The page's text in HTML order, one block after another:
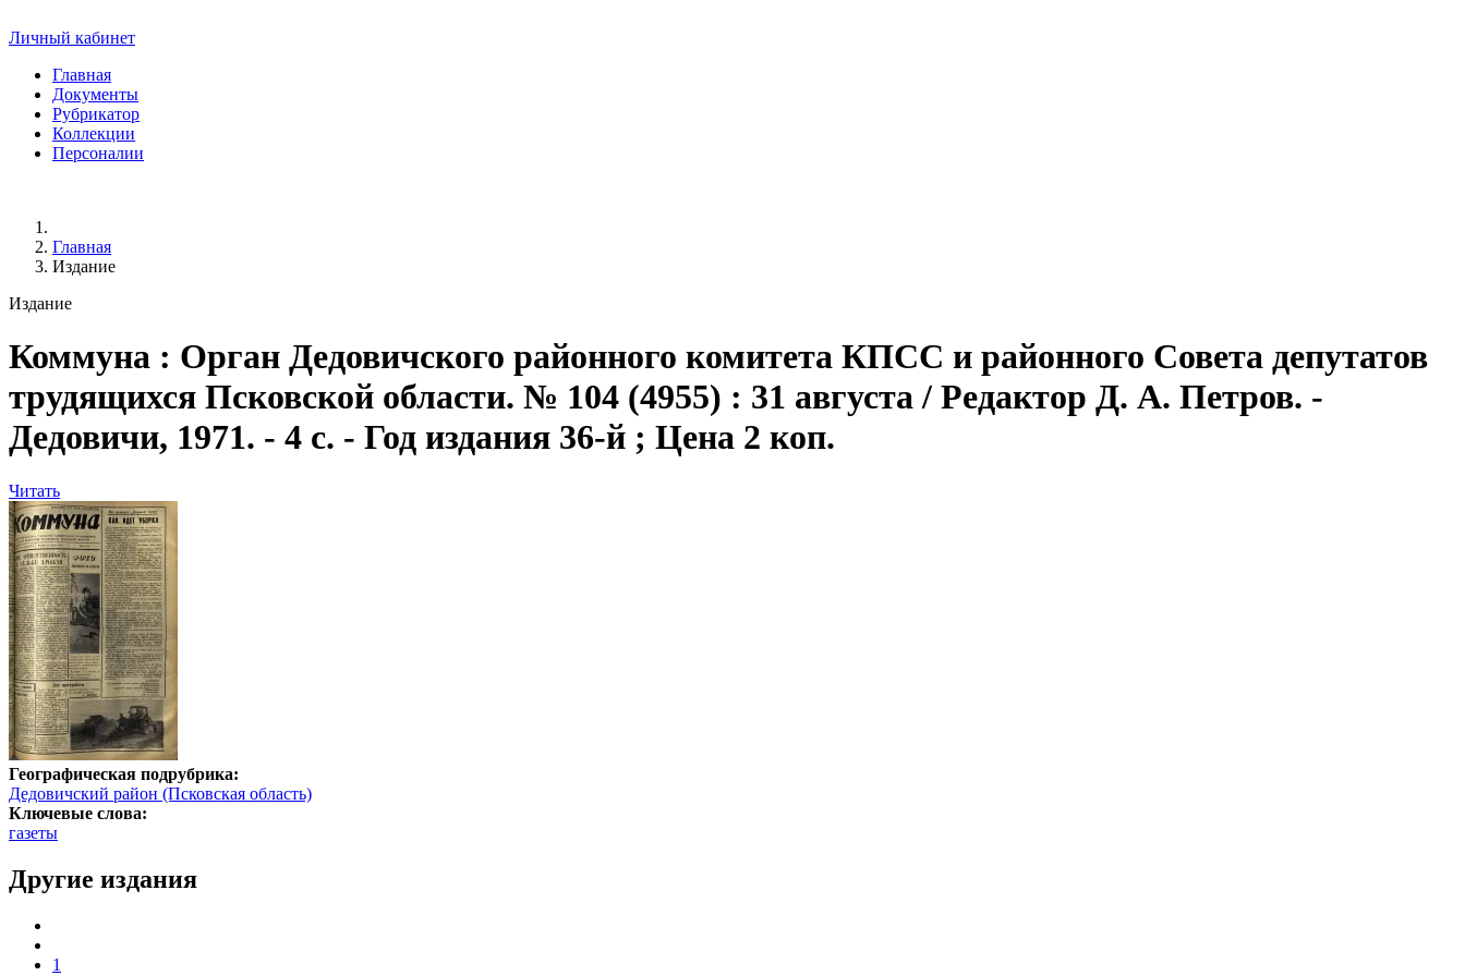
Личный кабинет
Главная
Документы
Рубрикатор
Коллекции
Персоналии
Главная
Издание
Издание
Коммуна : Орган Дедовичского районного комитета КПСС и районного Совета депутатов
трудящихся Псковской области. № 104 (4955) : 31 августа / Редактор Д. А. Петров. -
Дедовичи, 1971. - 4 с. - Год издания 36-й ; Цена 2 коп.
Читать
Географическая подрубрика:
Дедовичский район (Псковская область)
Ключевые слова:
газеты
Другие издания
1